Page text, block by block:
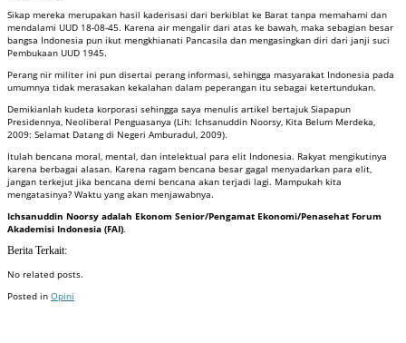
Sikap mereka merupakan hasil kaderisasi dari berkiblat ke Barat tanpa memahami dan
mendalami UUD 18-08-45. Karena air mengalir dari atas ke bawah, maka sebagian besar
bangsa Indonesia pun ikut mengkhianati Pancasila dan mengasingkan diri dari janji suci
Pembukaan UUD 1945.
Perang nir militer ini pun disertai perang informasi, sehingga masyarakat Indonesia pada
umumnya tidak merasakan kekalahan dalam peperangan itu sebagai ketertundukan.
Demikianlah kudeta korporasi sehingga saya menulis artikel bertajuk Siapapun
Presidennya, Neoliberal Penguasanya (Lih: Ichsanuddin Noorsy, Kita Belum Merdeka,
2009: Selamat Datang di Negeri Amburadul, 2009).
Itulah bencana moral, mental, dan intelektual para elit Indonesia. Rakyat mengikutinya
karena berbagai alasan. Karena ragam bencana besar gagal menyadarkan para elit,
jangan terkejut jika bencana demi bencana akan terjadi lagi. Mampukah kita
mengatasinya? Waktu yang akan menjawabnya.
Ichsanuddin Noorsy adalah Ekonom Senior/Pengamat Ekonomi/Penasehat Forum
Akademisi Indonesia (FAI).
Berita Terkait:
No related posts.
Posted in Opini